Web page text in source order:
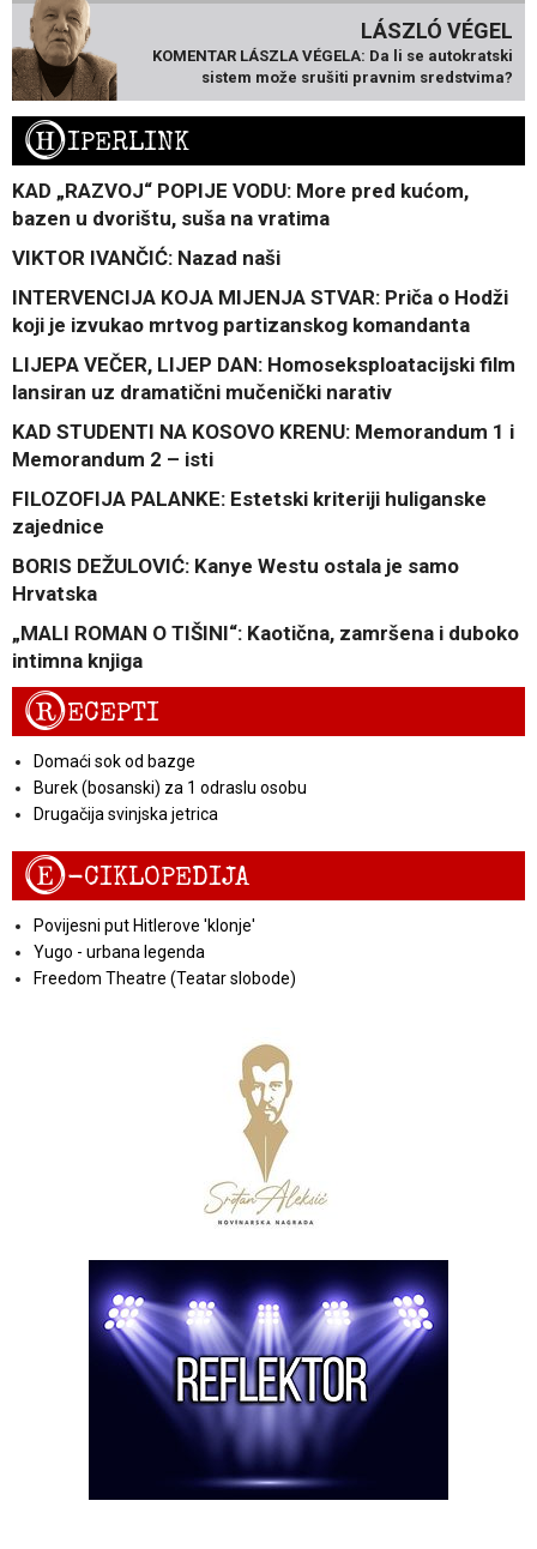
LÁSZLÓ VÉGEL
KOMENTAR LÁSZLA VÉGELA: Da li se autokratski
sistem može srušiti pravnim sredstvima?
HIPERLINK
KAD „RAZVOJ“ POPIJE VODU: More pred kućom,
bazen u dvorištu, suša na vratima
VIKTOR IVANČIĆ: Nazad naši
INTERVENCIJA KOJA MIJENJA STVAR: Priča o Hodži
koji je izvukao mrtvog partizanskog komandanta
LIJEPA VEČER, LIJEP DAN: Homoseksploatacijski film
lansiran uz dramatični mučenički narativ
KAD STUDENTI NA KOSOVO KRENU: Memorandum 1 i
Memorandum 2 – isti
FILOZOFIJA PALANKE: Estetski kriteriji huliganske
zajednice
BORIS DEŽULOVIĆ: Kanye Westu ostala je samo
Hrvatska
„MALI ROMAN O TIŠINI“: Kaotična, zamršena i duboko
intimna knjiga
RECEPTI
Domaći sok od bazge
Burek (bosanski) za 1 odraslu osobu
Drugačija svinjska jetrica
E-CIKLOPEDIJA
Povijesni put Hitlerove 'klonje'
Yugo - urbana legenda
Freedom Theatre (Teatar slobode)